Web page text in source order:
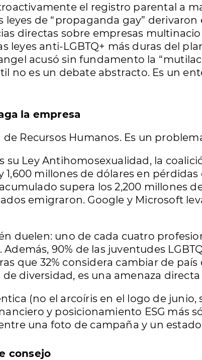
el registro parental a
leyes de “propaganda gay”
directas sobre empresas
leyes anti-LGBTQ+ más duras del
acusó sin fundamento la
no es un debate abstracto. Es un
la empresa
Recursos Humanos. Es un
su Ley Antihomosexualidad, la
millones de dólares en
supera los 2,200 millones
emigraron. Google y Microsoft
duelen: uno de cada cuatro
90% de las juventudes
que 32% considera cambiar de país
diversidad, es una amenaza directa
(no el arcoíris en el logo de junio,
y posicionamiento ESG más
una foto de campaña y un
consejo